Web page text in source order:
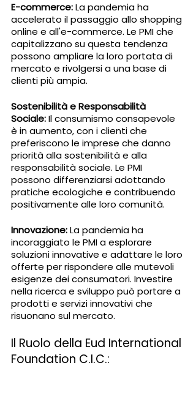
E-commerce: La pandemia ha
accelerato il passaggio allo shopping
online e all'e-commerce. Le PMI che
capitalizzano su questa tendenza
possono ampliare la loro portata di
mercato e rivolgersi a una base di
clienti più ampia.
Sostenibilità e Responsabilità
Sociale: Il consumismo consapevole
è in aumento, con i clienti che
preferiscono le imprese che danno
priorità alla sostenibilità e alla
responsabilità sociale. Le PMI
possono differenziarsi adottando
pratiche ecologiche e contribuendo
positivamente alle loro comunità.
Innovazione: La pandemia ha
incoraggiato le PMI a esplorare
soluzioni innovative e adattare le loro
offerte per rispondere alle mutevoli
esigenze dei consumatori. Investire
nella ricerca e sviluppo può portare a
prodotti e servizi innovativi che
risuonano sul mercato.
Il Ruolo della Eud International
Foundation C.I.C.: